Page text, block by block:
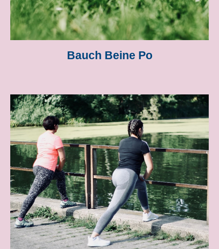
Bauch Beine Po